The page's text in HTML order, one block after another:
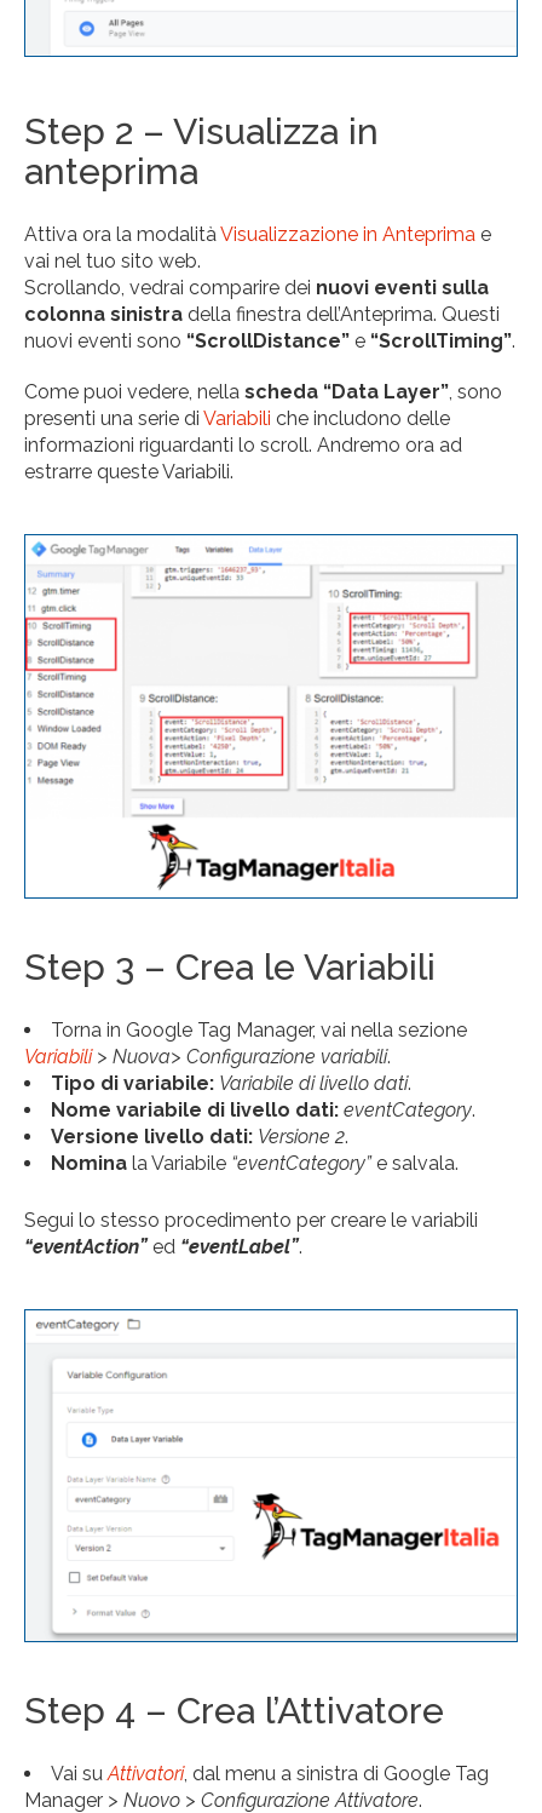
Step 2 – Visualizza in
anteprima
Attiva ora la modalità Visualizzazione in Anteprima e
vai nel tuo sito web.
Scrollando, vedrai comparire dei nuovi eventi sulla
colonna sinistra della finestra dell’Anteprima. Questi
nuovi eventi sono “ScrollDistance” e “ScrollTiming”.
Come puoi vedere, nella scheda “Data Layer” , sono
presenti una serie di Variabili che includono delle
informazioni riguardanti lo scroll. Andremo ora ad
estrarre queste Variabili.
Step 3 – Crea le Variabili
Torna in Google Tag Manager, vai nella sezione
Variabili> Nuova> Configurazione variabili.
Tipo di variabile: Variabile di livello dati.
Nome variabile di livello dati: eventCategory.
Versione livello dati: Versione 2.
Nomina la Variabile “eventCategory”e salvala.
Segui lo stesso procedimento per creare le variabili
“eventAction” ed “eventLabel”.
Step 4 – Crea l’Attivatore
Vai su Attivatori, dal menu a sinistra di Google Tag
Manager > Nuovo > Configurazione Attivatore.